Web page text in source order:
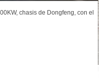
Dongfeng, con el